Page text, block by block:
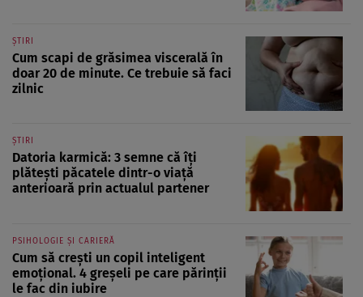
ȘTIRI
Cum scapi de grăsimea viscerală în
doar 20 de minute. Ce trebuie să faci
zilnic
ȘTIRI
Datoria karmică: 3 semne că îți
plătești păcatele dintr-o viață
anterioară prin actualul partener
PSIHOLOGIE ȘI CARIERĂ
Cum să crești un copil inteligent
emoțional. 4 greșeli pe care părinții
le fac din iubire